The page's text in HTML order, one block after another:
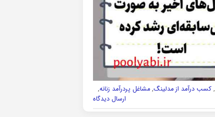
,کسب درآمد از مدلینگ,مشاغل پردرآمد زنانه,
ارسال دیدگاه